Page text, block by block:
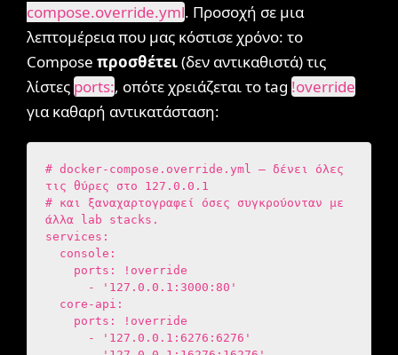
compose.override.yml. Προσοχή σε μια
λεπτομέρεια που μας κόστισε χρόνο: το
Compose προσθέτει(δεν αντικαθιστά) τις
λίστες ports:, οπότε χρειάζεται το tag !override
για καθαρή αντικατάσταση:
# docker-compose.override.yml — δένει όλες
τις θύρες στο 127.0.0.1
# και ξαναχαρτογραφεί όσες συγκρούονταν με
άλλα lab stacks.
services: